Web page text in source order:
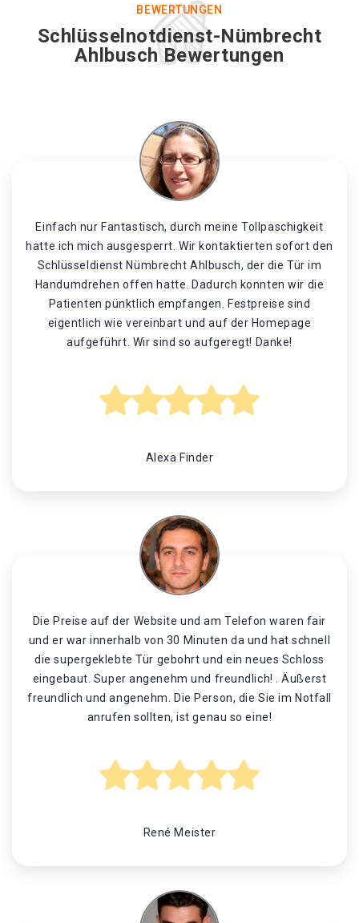
BEWERTUNGEN
Schlüsselnotdienst-Nümbrecht
Ahlbusch Bewertungen
Einfach nur Fantastisch, durch meine Tollpaschigkeit
hatte ich mich ausgesperrt. Wir kontaktierten sofort den
Schlüsseldienst Nümbrecht Ahlbusch, der die Tür im
Handumdrehen offen hatte. Dadurch konnten wir die
Patienten pünktlich empfangen. Festpreise sind
eigentlich wie vereinbart und auf der Homepage
aufgeführt. Wir sind so aufgeregt! Danke!
Alexa Finder
Die Preise auf der Website und am Telefon waren fair
und er war innerhalb von 30 Minuten da und hat schnell
die supergeklebte Tür gebohrt und ein neues Schloss
eingebaut. Super angenehm und freundlich! . Äußerst
freundlich und angenehm. Die Person, die Sie im Notfall
anrufen sollten, ist genau so eine!
René Meister